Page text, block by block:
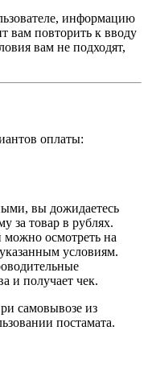
информацию
вам повторить к вводу
вам не подходят,
оплаты:
вы дожидаетесь
за товар в рублях.
можно осмотреть на
условиям.
и получает чек.
самовывозе из
постамата.